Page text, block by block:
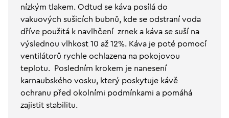
nízkým tlakem. Odtud se káva posílá do
vakuových sušicích bubnů, kde se odstraní voda
dříve použitá k navlhčení zrnek a káva se suší na
výslednou vlhkost 10 až 12%. Káva je poté pomocí
ventilátorů rychle ochlazena na pokojovou
teplotu. Posledním krokem je nanesení
karnaubského vosku, který poskytuje kávě
ochranu před okolními podmínkami a pomáhá
zajistit stabilitu.